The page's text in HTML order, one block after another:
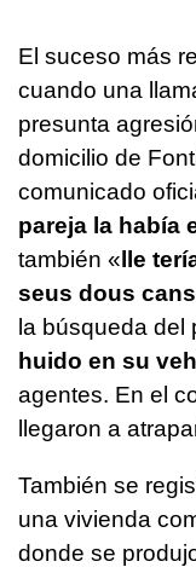
El suceso más
cuando una
presunta
domicilio de
comunicado
pareja la había
también « lle
seus dous cans
la búsqueda del
huido en su
agentes. En el
llegaron a
También se
una vivienda
donde se